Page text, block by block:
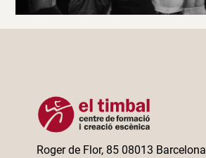
Roger de Flor, 85 08013 Barcelona